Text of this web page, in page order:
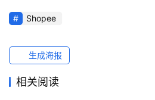
Shopee
生成海报
相关阅读